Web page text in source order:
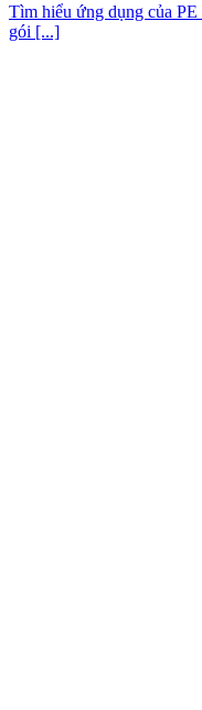
Tìm hiểu ứng dụng của
gói [...]